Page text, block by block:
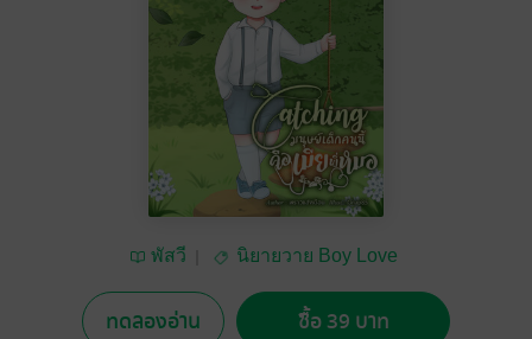
พัสวี
นิยายวาย Boy Love
ทดลองอ่าน ซื้อ 39 บาท